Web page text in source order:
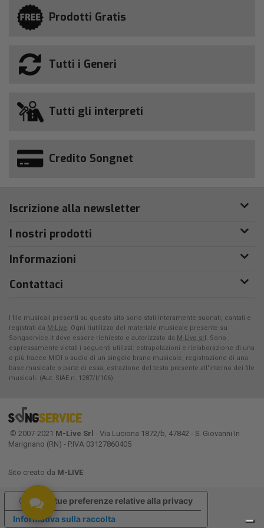
Prodotti Gratis
Tutti i Generi
Tutti gli interpreti
Credito Songnet
Iscrizione alla newsletter
I nostri prodotti
Informazioni
Contattaci
I file musicali presenti su questo sito sono stati interamente suonati, cantati e
registrati da M-Live. Ogni riutilizzo del materiale musicale presente su
Songservice.it deve essere richiesto e autorizzato da M-Live srl. Sono
espressamente vietati i seguenti utilizzi: estrapolazioni e rielaborazione di una
o più tracce MIDI o audio di un singolo brano musicale, registrazione di una
base musicale o parte di essa, estrazione del testo presente all'interno dei file
musicali. (Aut. SIAE n. 1287/I/106)
© 2007-2021 M-Live Srl - Via Luciona 1872/b, 47842 - S. Giovanni In
Marignano (RN) - P.IVA 03127860405
Sito creato da M-LIVE
Informativa sulla raccolta
Le tue preferenze relative alla privacy